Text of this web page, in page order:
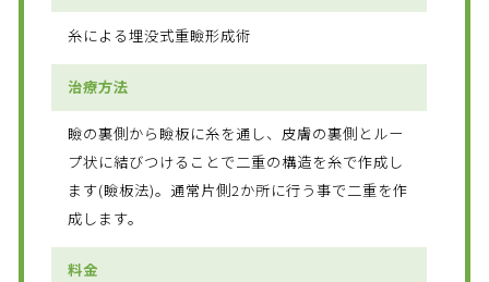
糸による埋没式重瞼形成術
治療方法
瞼の裏側から瞼板に糸を通し、皮膚の裏側とルー
プ状に結びつけることで二重の構造を糸で作成し
ます(瞼板法)。通常片側2か所に行う事で二重を作
成します。
料金